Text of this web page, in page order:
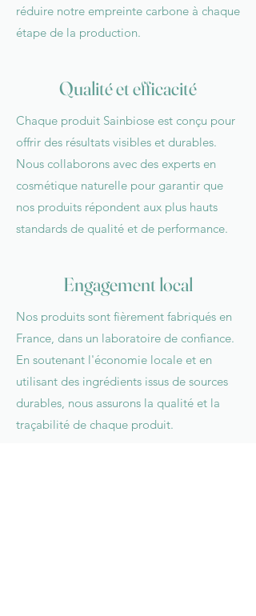
réduire notre empreinte carbone à chaque
étape de la production.
Qualité et efficacité
Chaque produit Sainbiose est conçu pour
offrir des résultats visibles et durables.
Nous collaborons avec des experts en
cosmétique naturelle pour garantir que
nos produits répondent aux plus hauts
standards de qualité et de performance.
Engagement local
Nos produits sont fièrement fabriqués en
France, dans un laboratoire de confiance.
En soutenant l'économie locale et en
utilisant des ingrédients issus de sources
durables, nous assurons la qualité et la
traçabilité de chaque produit.